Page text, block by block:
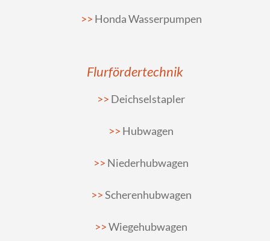
Honda Wasserpumpen
Flurfördertechnik
Deichselstapler
Hubwagen
Niederhubwagen
Scherenhubwagen
Wiegehubwagen